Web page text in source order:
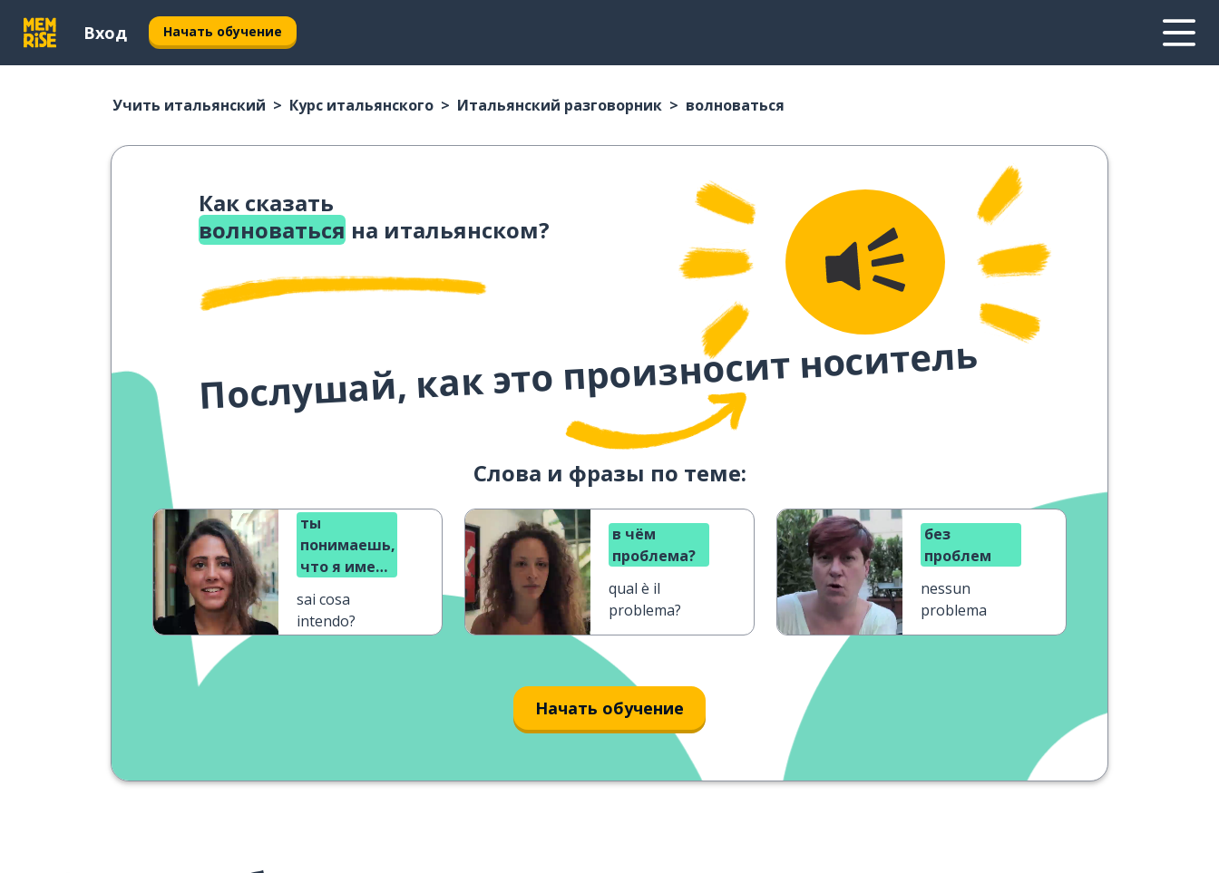
Вход Начать обучение
Учить итальянский Курс итальянского Итальянский разговорник волноваться
Как сказать
волноваться на итальянском?
Послушай, как это произносит носитель
Слова и фразы по теме:
ты
понимаешь,
что я имею
sai cosa
intendo?
в чём
проблема?
qual è il
problema?
без
проблем
nessun
problema
Начать обучение